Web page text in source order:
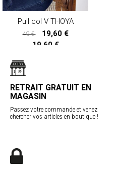
Pull col V THOYA
49 €
19,60 €
19,60 €
RETRAIT GRATUIT EN
MAGASIN
Passez votre commande et venez
chercher vos articles en boutique !